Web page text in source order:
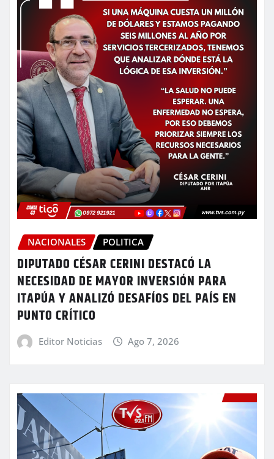
NACIONALES POLITICA
DIPUTADO CÉSAR CERINI DESTACÓ LA
NECESIDAD DE MAYOR INVERSIÓN PARA
ITAPÚA Y ANALIZÓ DESAFÍOS DEL PAÍS EN
PUNTO CRÍTICO
Editor Noticias Ago 7, 2026